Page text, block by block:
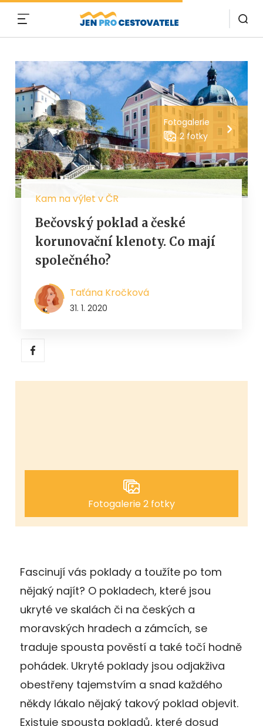
Fotogalerie
2 fotky
Kam na výlet v ČR
Bečovský poklad a české
korunovační klenoty. Co mají
společného?
Taťána Kročková
31. 1. 2020
Fotogalerie 2 fotky
Fascinují vás poklady a toužíte po tom
nějaký najít? O pokladech, které jsou
ukryté ve skalách či na českých a
moravských hradech a zámcích, se
traduje spousta pověstí a také točí hodně
pohádek. Ukryté poklady jsou odjakživa
obestřeny tajemstvím a snad každého
někdy lákalo nějaký takový poklad objevit.
Existuje spousta pokladů, které dosud